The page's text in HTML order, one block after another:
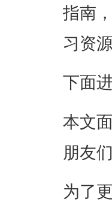
指南
习资
下面
本文
朋友们
为了